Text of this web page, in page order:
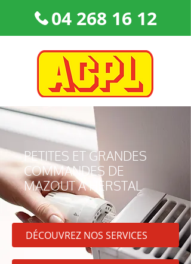
04 268 16 12
PETITES ET GRANDES
COMMANDES DE
MAZOUT À HERSTAL
DÉCOUVREZ NOS SERVICES